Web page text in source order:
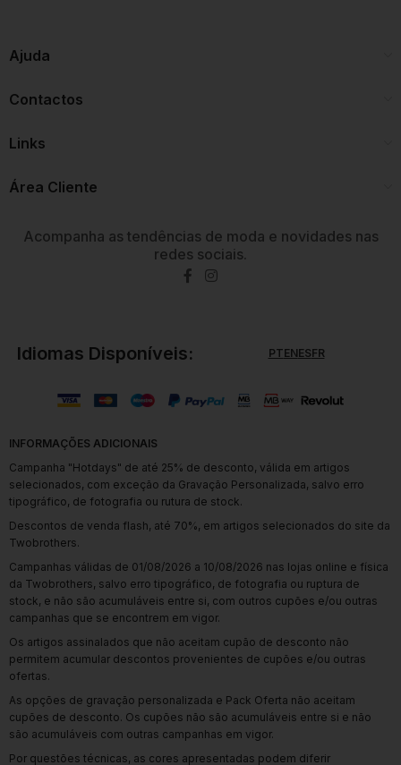
Ajuda
Contactos
Links
Área Cliente
Acompanha as tendências de moda e novidades nas
redes sociais.
Idiomas Disponíveis: PTENESFR
INFORMAÇÕES ADICIONAIS
Campanha "Hotdays" de até 25% de desconto, válida em artigos
selecionados, com exceção da Gravação Personalizada, salvo erro
tipográfico, de fotografia ou rutura de stock.
Descontos de venda flash, até 70%, em artigos selecionados do site da
Twobrothers.
Campanhas válidas de 01/08/2026 a 10/08/2026 nas lojas online e física
da Twobrothers, salvo erro tipográfico, de fotografia ou ruptura de
stock, e não são acumuláveis entre si, com outros cupões e/ou outras
campanhas que se encontrem em vigor.
Os artigos assinalados que não aceitam cupão de desconto não
permitem acumular descontos provenientes de cupões e/ou outras
ofertas.
As opções de gravação personalizada e Pack Oferta não aceitam
cupões de desconto. Os cupões não são acumuláveis entre si e não
são acumuláveis com outras campanhas em vigor.
Por questões técnicas, as cores apresentadas podem diferir